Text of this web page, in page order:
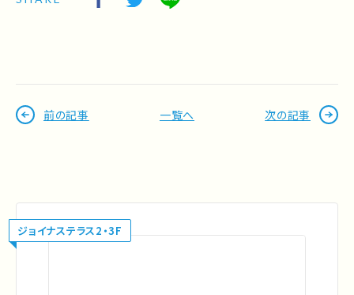
前の記事 一覧へ 次の記事
ジョイナステラス2・3F